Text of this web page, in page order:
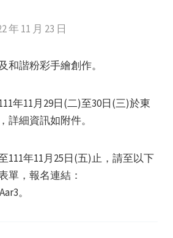
年 11 月 23 日
和諧粉彩手繪創作。
年11月29日(二)至30日(三)於東
詳細資訊如附件。
111年11月25日(五)止，請至以下
單，報名連結：
。